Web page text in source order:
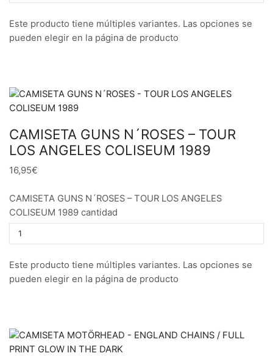
Este producto tiene múltiples variantes. Las opciones se
pueden elegir en la página de producto
CAMISETA GUNS N´ROSES – TOUR
LOS ANGELES COLISEUM 1989
16,95€
CAMISETA GUNS N´ROSES – TOUR LOS ANGELES
COLISEUM 1989 cantidad
Este producto tiene múltiples variantes. Las opciones se
pueden elegir en la página de producto